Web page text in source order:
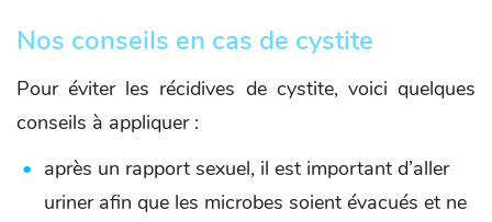
Nos conseils en cas de cystite
Pour éviter les récidives de cystite, voici quelques
conseils à appliquer :
après un rapport sexuel, il est important d’aller
uriner afin que les microbes soient évacués et ne